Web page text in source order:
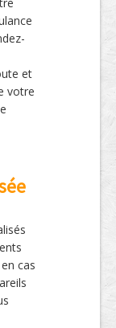
et
votre
cas